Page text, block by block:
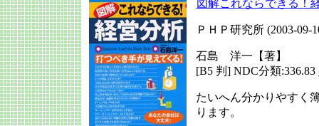
図解これならできる！
ＰＨＰ研究所 (2003-09-
石島 洋一【著】
[B5 判] NDC分類
たいへん分かりやすく
ります。